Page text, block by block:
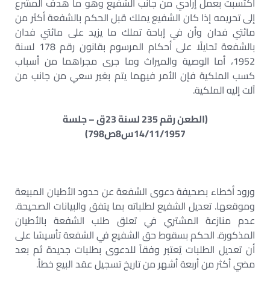
إلى تحريمه إذا كان الشفيع يملك قبل الحكم بالشفعة أكثر من
مائتي فدان وأن في إباحة تملك ما يزيد على مائتي فدان
بالشفعة تحايلًا على أحكام المرسوم بقانون رقم 178 لسنة
1952، أما الوصية والميراث وما جرى مجراهما من أسباب
كسب الملكية فإن الأمر فيهما يتم بغير سعي من جانب من
آلت إليه الملكية.
(الطعن رقم 235 لسنة 23ق – جلسة
14/11/1957س8ص798)
ورود أخطاء بصحيفة دعوى الشفعة عن حدود الأطيان المبيعة
وموقعها. تعديل الشفيع لطلباته بما يتفق والبيانات الصحيحة.
عدم منازعة المشتري في تعلق طلب الشفعة بالأطيان
المذكورة. الحكم بسقوط حق الشفيع في الشفعة تأسيسًا على
أن تعديل الطلبات يُعتبر وفقاً للدعوى بطلبات جديدة ثم بعد
مضي أكثر من أربعة أشهر من تاريخ تسجيل عقد البيع خطأ.